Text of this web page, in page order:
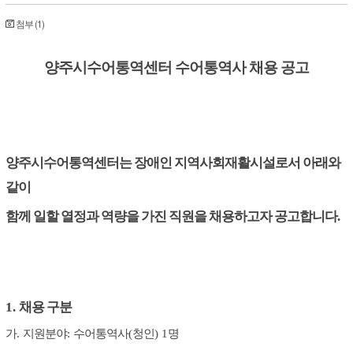
첨부 (1)
양주시수어통역센터 수어통역사 채용 공고
양주시수어통역센터는 장애인 지역사회재활시설로서 아래와
같이
함께 일할 열정과 역량을 가진 직원을 채용하고자 공고합니다.
1. 채용 구분
가. 지원분야: 수어통역사(청인) 1명